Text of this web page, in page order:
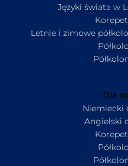
Języki świata w
Letnie i zimowe
Dla
Niemiecki
Angielski